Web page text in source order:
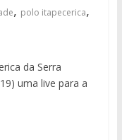
, polo itapecerica,
da Serra
uma live para a